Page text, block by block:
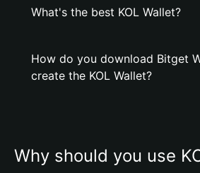
What's the best KOL Wallet?
How do you download Bitget
create the KOL Wallet?
Why should you use